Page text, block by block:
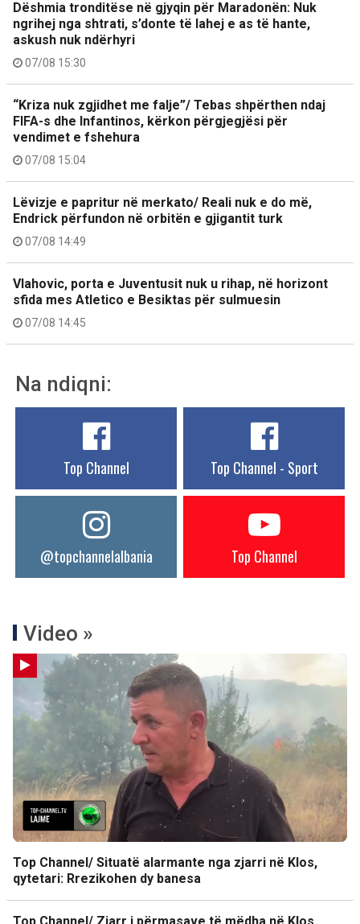
Dëshmia tronditëse në gjyqin për Maradonën: Nuk
ngrihej nga shtrati, s’donte të lahej e as të hante,
askush nuk ndërhyri
07/08 15:30
“Kriza nuk zgjidhet me falje”/ Tebas shpërthen ndaj
FIFA-s dhe Infantinos, kërkon përgjegjësi për
vendimet e fshehura
07/08 15:04
Lëvizje e papritur në merkato/ Reali nuk e do më,
Endrick përfundon në orbitën e gjigantit turk
07/08 14:49
Vlahovic, porta e Juventusit nuk u rihap, në horizont
sfida mes Atletico e Besiktas për sulmuesin
07/08 14:45
Na ndiqni:
Top Channel Top Channel - Sport
@topchannelalbania Top Channel
Video »
Top Channel/ Situatë alarmante nga zjarri në Klos,
qytetari: Rrezikohen dy banesa